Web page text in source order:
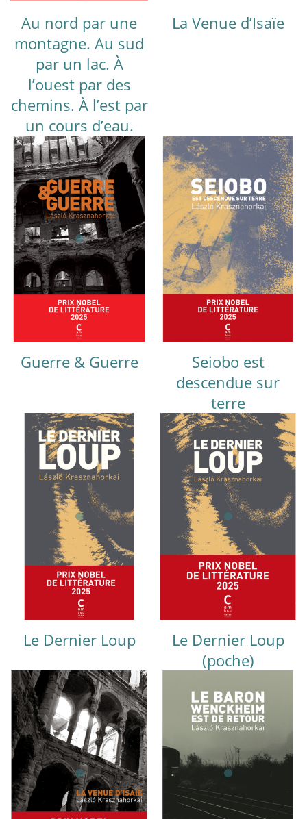
Au nord par une
montagne. Au sud
par un lac. À
l’ouest par des
chemins. À l’est par
un cours d’eau.
La Venue d’Isaïe
Guerre & Guerre
Seiobo est
descendue sur
terre
Le Dernier Loup
Le Dernier Loup
(poche)